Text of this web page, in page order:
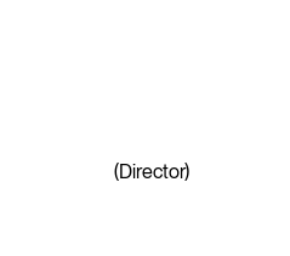
(Director)